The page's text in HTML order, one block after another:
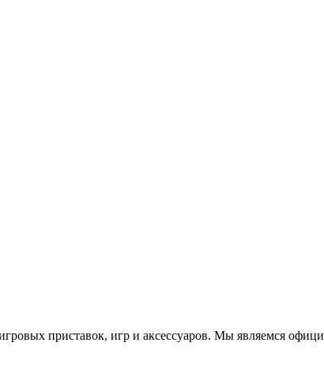
приставок, игр и аксессуаров. Мы являемся